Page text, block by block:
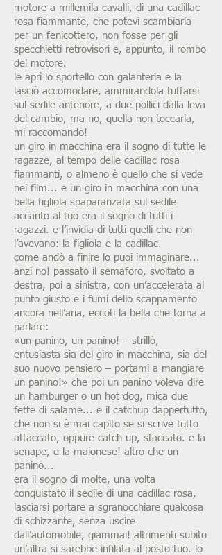
motore a millemila cavalli, di una cadillac
rosa fiammante, che potevi scambiarla
per un fenicottero, non fosse per gli
specchietti retrovisori e, appunto, il rombo
del motore.
le aprì lo sportello con galanteria e la
lasciò accomodare, ammirandola tuffarsi
sul sedile anteriore, a due pollici dalla leva
del cambio, ma no, quella non toccarla,
mi raccomando!
un giro in macchina era il sogno di tutte le
ragazze, al tempo delle cadillac rosa
fiammanti, o almeno è quello che si vede
nei film... e un giro in macchina con una
bella figliola spaparanzata sul sedile
accanto al tuo era il sogno di tutti i
ragazzi. e l’invidia di tutti quelli che non
l’avevano: la figliola e la cadillac.
come andò a finire lo puoi immaginare...
anzi no! passato il semaforo, svoltato a
destra, poi a sinistra, con un’accelerata al
punto giusto e i fumi dello scappamento
ancora nell’aria, eccoti la bella che torna a
parlare:
«un panino, un panino! – strillò,
entusiasta sia del giro in macchina, sia del
suo nuovo pensiero – portami a mangiare
un panino!» che poi un panino voleva dire
un hamburger o un hot dog, mica due
fette di salame... e il catchup dappertutto,
che non si è mai capito se si scrive tutto
attaccato, oppure catch up, staccato. e la
senape, e la maionese! altro che un
panino...
era il sogno di molte, una volta
conquistato il sedile di una cadillac rosa,
lasciarsi portare a sgranocchiare qualcosa
di schizzante, senza uscire
dall’automobile, giammai! altrimenti subito
un’altra si sarebbe infilata al posto tuo. lo